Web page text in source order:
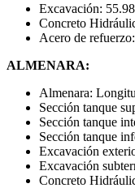
Excavación:
Concreto
Acero de
ALMENARA:
Almenara:
Sección tanque
Sección tanque
Sección tanque
Excavación
Excavación
Concreto